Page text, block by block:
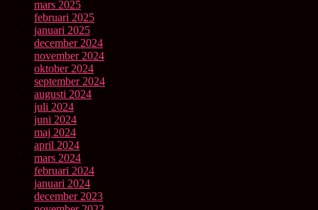
mars 2025
februari 2025
januari 2025
december 2024
november 2024
oktober 2024
september 2024
augusti 2024
juli 2024
juni 2024
maj 2024
april 2024
mars 2024
februari 2024
januari 2024
december 2023